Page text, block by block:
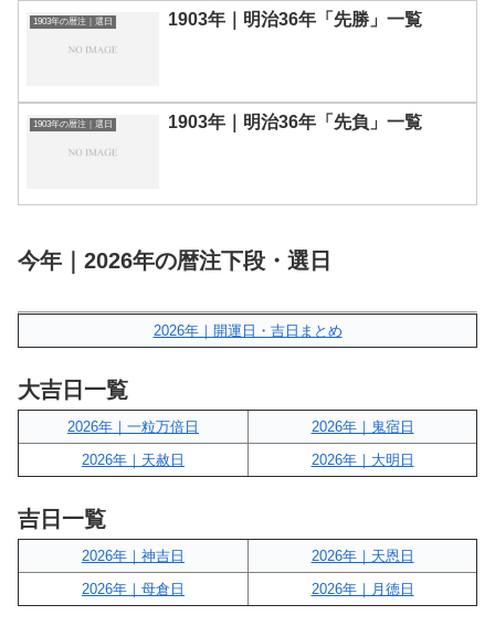
1903年の暦注｜選日 1903年｜明治36年「先勝」一覧
1903年の暦注｜選日 1903年｜明治36年「先負」一覧
今年｜2026年の暦注下段・選日
2026年｜開運日・吉日まとめ
大吉日一覧
2026年｜一粒万倍日
2026年｜鬼宿日
2026年｜天赦日
2026年｜大明日
吉日一覧
2026年｜神吉日
2026年｜天恩日
2026年｜母倉日
2026年｜月徳日